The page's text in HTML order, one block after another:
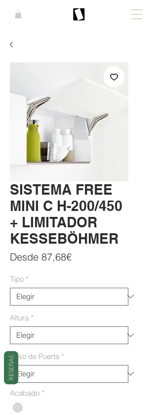
SISTEMA FREE
MINI C H-200/450
+ LIMITADOR
KESSEBÖHMER
Desde 87,68€Precio
Tipo *
Altura *
Peso de Puerta *
Acabado *
RESEÑAS